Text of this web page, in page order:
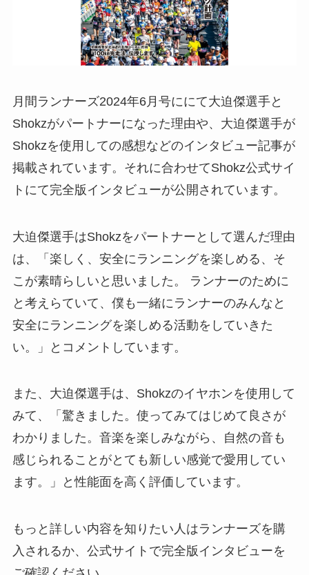
月間ランナーズ2024年6月号ににて大迫傑選手と
Shokzがパートナーになった理由や、大迫傑選手が
Shokzを使用しての感想などのインタビュー記事が
掲載されています。それに合わせてShokz公式サイ
トにて完全版インタビューが公開されています。
大迫傑選手はShokzをパートナーとして選んだ理由
は、「楽しく、安全にランニングを楽しめる、そ
こが素晴らしいと思いました。 ランナーのために
と考えらていて、僕も一緒にランナーのみんなと
安全にランニングを楽しめる活動をしていきた
い。」とコメントしています。
また、大迫傑選手は、Shokzのイヤホンを使用して
みて、「驚きました。使ってみてはじめて良さが
わかりました。音楽を楽しみながら、自然の音も
感じられることがとても新しい感覚で愛用してい
ます。」と性能面を高く評価しています。
もっと詳しい内容を知りたい人はランナーズを購
入されるか、公式サイトで完全版インタビューを